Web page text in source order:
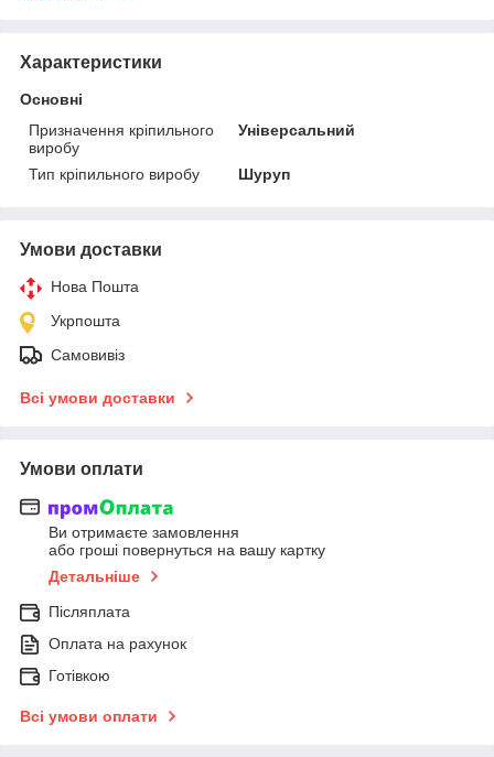
Характеристики
Основні
Призначення кріпильного
виробу
Універсальний
Тип кріпильного виробу Шуруп
Умови доставки
Нова Пошта
Укрпошта
Самовивіз
Всі умови доставки
Умови оплати
Ви отримаєте замовлення
або гроші повернуться на вашу картку
Детальніше
Післяплата
Оплата на рахунок
Готівкою
Всі умови оплати